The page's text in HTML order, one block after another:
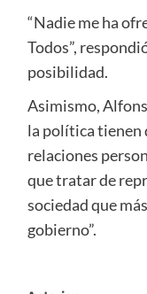
“Nadie me ha
Todos”,
posibilidad.
Asimismo,
la política tienen
relaciones
que tratar de
sociedad que
gobierno”.